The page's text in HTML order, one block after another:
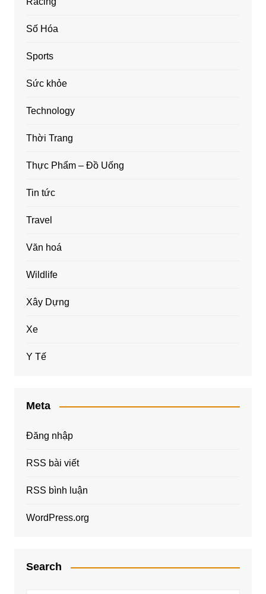
Số Hóa
Sports
Sức khỏe
Technology
Thời Trang
Thực Phẩm – Đồ Uống
Tin tức
Travel
Văn hoá
Wildlife
Xây Dựng
Xe
Y Tế
Meta
Đăng nhập
RSS bài viết
RSS bình luận
WordPress.org
Search